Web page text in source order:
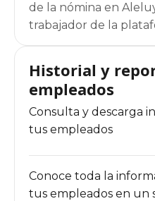
de la nómina en
trabajador de la
Historial y
empleados
Consulta y descarga
tus empleados
Conoce toda la
tus empleados en un